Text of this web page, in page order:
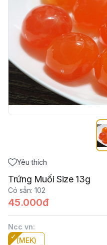
Yêu thích
Trứng Muối Size 13g
Có sẵn: 102
45.000đ
Ncc vn:
(MEK)